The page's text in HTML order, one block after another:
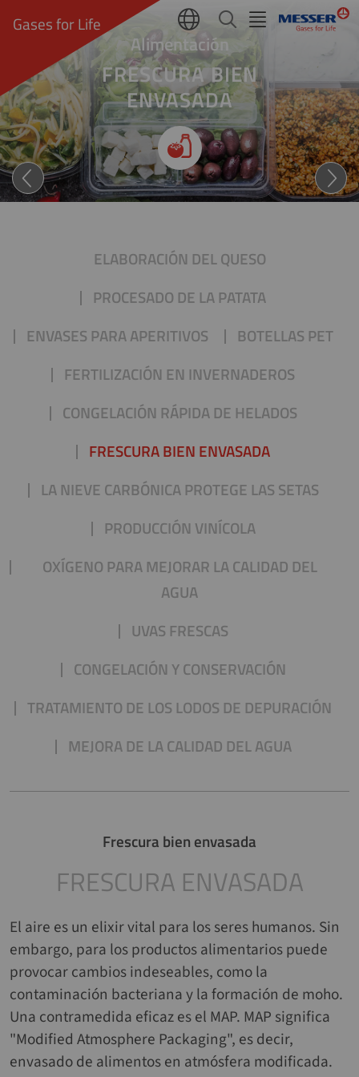
Gases for Life
Alimentación
FRESCURA BIEN
ENVASADAFrescura envasada
ELABORACIÓN DEL QUESO
PROCESADO DE LA PATATA
ENVASES PARA APERITIVOS
BOTELLAS PET
FERTILIZACIÓN EN INVERNADEROS
CONGELACIÓN RÁPIDA DE HELADOS
FRESCURA BIEN ENVASADA
LA NIEVE CARBÓNICA PROTEGE LAS SETAS
PRODUCCIÓN VINÍCOLA
OXÍGENO PARA MEJORAR LA CALIDAD DEL
AGUA
UVAS FRESCAS
CONGELACIÓN Y CONSERVACIÓN
TRATAMIENTO DE LOS LODOS DE DEPURACIÓN
MEJORA DE LA CALIDAD DEL AGUA
Frescura bien envasada
FRESCURA ENVASADA
El aire es un elixir vital para los seres humanos. Sin
embargo, para los productos alimentarios puede
provocar cambios indeseables, como la
contaminación bacteriana y la formación de moho.
Una contramedida eficaz es el MAP. MAP significa
"Modified Atmosphere Packaging", es decir,
envasado de alimentos en atmósfera modificada.